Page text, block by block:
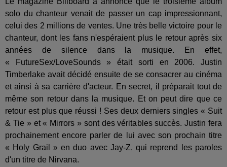
solo du chanteur venait de passer un cap impressionnant,
celui des 2 millions de ventes. Une très belle victoire pour le
chanteur, dont les fans n'espéraient plus le retour après six
années de silence dans la musique. En effet,
« FutureSex/LoveSounds » était sorti en 2006. Justin
Timberlake avait décidé ensuite de se consacrer au cinéma
et ainsi à sa carrière d'acteur. En secret, il préparait tout de
même son retour dans la musique. Et on peut dire que ce
retour est plus que réussi ! Ses deux derniers singles « Suit
& Tie » et « Mirrors » sont des véritables succès. Justin fera
prochainement encore parler de lui avec son prochain titre
« Holy Grail » en duo avec Jay-Z, qui reprend les paroles
d'un titre de Nirvana.